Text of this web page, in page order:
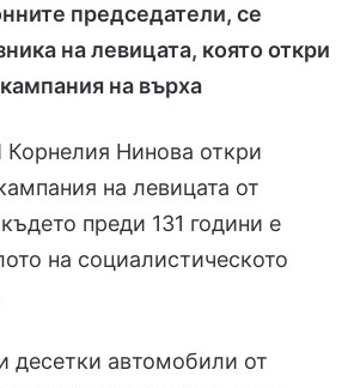
председатели, се
на левицата, която откри
на върха
Нинова откри
на левицата от
преди 131 години е
на социалистическото
десетки автомобили от